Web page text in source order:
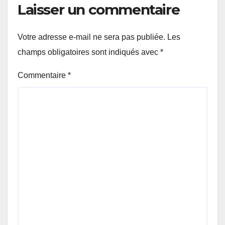
Laisser un commentaire
Votre adresse e-mail ne sera pas publiée. Les
champs obligatoires sont indiqués avec *
Commentaire *